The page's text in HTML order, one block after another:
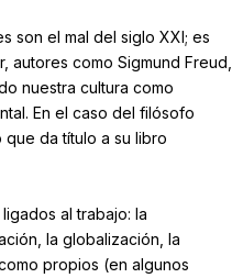
son el mal del siglo XXI; es
autores como Sigmund Freud,
nuestra cultura como
En el caso del filósofo
que da título a su libro
al trabajo: la
la globalización, la
propios (en algunos